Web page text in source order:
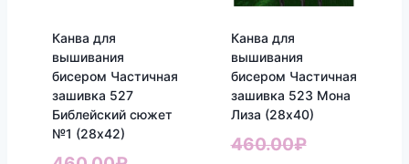
Канва для
вышивания
бисером Частичная
зашивка 527
Библейский сюжет
№1 (28х42)
Канва для
вышивания
бисером Частичная
зашивка 523 Мона
Лиза (28х40)
460.00₽